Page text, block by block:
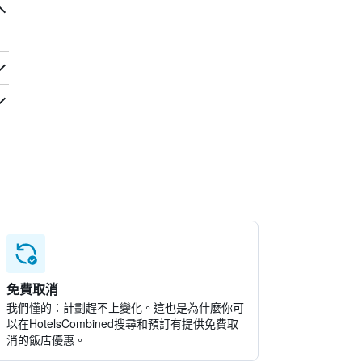
免費取消
我們懂的：計劃趕不上變化。這也是為什麼你可
以在HotelsCombined搜尋和預訂有提供免費取
消的飯店優惠。